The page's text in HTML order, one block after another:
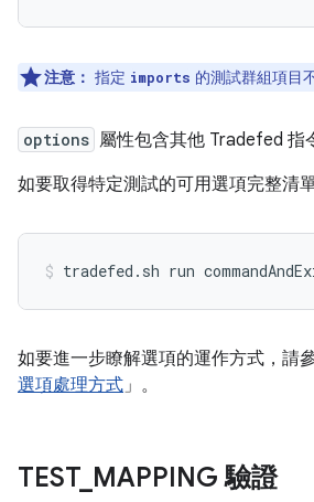
注意： 指定 imports 的測試群組項目
options 屬性包含其他 Tradefed 指
如要取得特定測試的可用選項完整清
tradefed.sh run
如要進一步瞭解選項的運作方式，請
選項處理方式」。
TEST_ MAPPING 驗證